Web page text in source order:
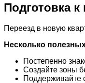
Подготовка к
Переезд в новую
Несколько
Постепенно
Создайте зоны
Поддерживайте